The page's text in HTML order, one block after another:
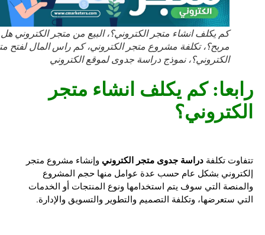
كم يكلف انشاء متجر الكتروني؟، البيع من متجر الكتروني هل هو
مربح؟، تكلفة مشروع متجر الكتروني، كم راس المال لفتح متجر
الكتروني؟، نموذج دراسة جدوى لموقع الكتروني
رابعا: كم يكلف انشاء متجر
الكتروني؟
تتفاوت تكلفةدراسة جدوى متجر الكترونيوإنشاء مشروع متجر
إلكتروني بشكل عام حسب عدة عوامل منها حجم المشروع
والمنصة التي سوف يتم استخدامها ونوع المنتجات أو الخدمات
التي ستعرضها، وتكلفة التصميم والتطوير والتسويق والإدارة.